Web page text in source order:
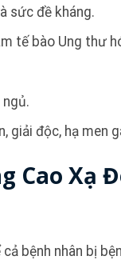
sức đề kháng.
tế bào Ung thư
giải độc, hạ men
Cao Xạ
bệnh nhân bị